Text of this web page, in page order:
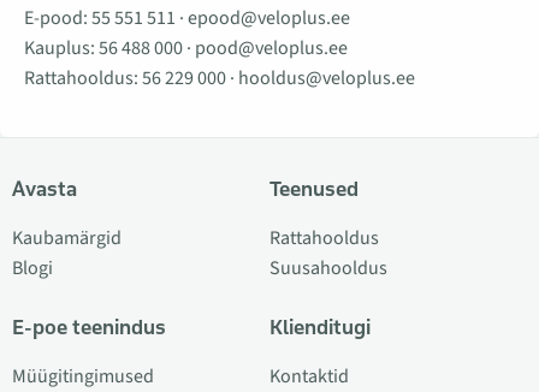
E-pood:55 551 511 ·epood@veloplus.ee
Kauplus:56 488 000· pood@veloplus.ee
Rattahooldus:56 229 000· hooldus@veloplus.ee
Avasta
Kaubamärgid
Blogi
E-poe teenindus
Müügitingimused
Teenused
Rattahooldus
Suusahooldus
Klienditugi
Kontaktid